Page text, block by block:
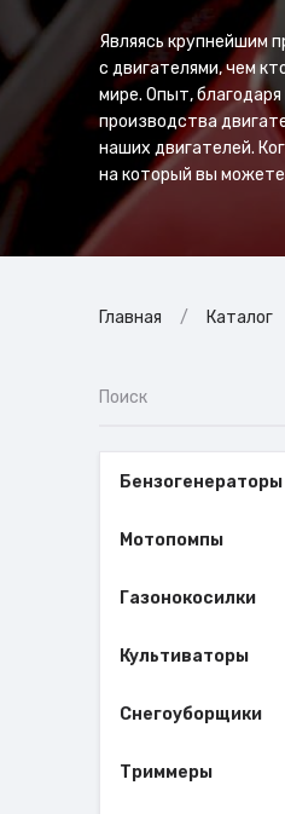
Являясь крупнейшим
с двигателями, чем
мире. Опыт,
производства
наших двигателей.
на который вы
Главная Каталог
Бензогенераторы
Мотопомпы
Газонокосилки
Культиваторы
Снегоуборщики
Триммеры